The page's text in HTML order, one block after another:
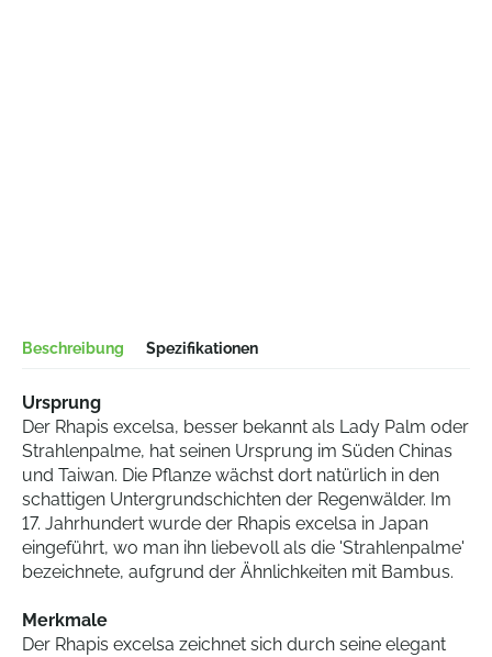
Beschreibung Spezifikationen
Ursprung
Der Rhapis excelsa, besser bekannt als Lady Palm oder
Strahlenpalme, hat seinen Ursprung im Süden Chinas
und Taiwan. Die Pflanze wächst dort natürlich in den
schattigen Untergrundschichten der Regenwälder. Im
17. Jahrhundert wurde der Rhapis excelsa in Japan
eingeführt, wo man ihn liebevoll als die 'Strahlenpalme'
bezeichnete, aufgrund der Ähnlichkeiten mit Bambus.
Merkmale
Der Rhapis excelsa zeichnet sich durch seine elegant